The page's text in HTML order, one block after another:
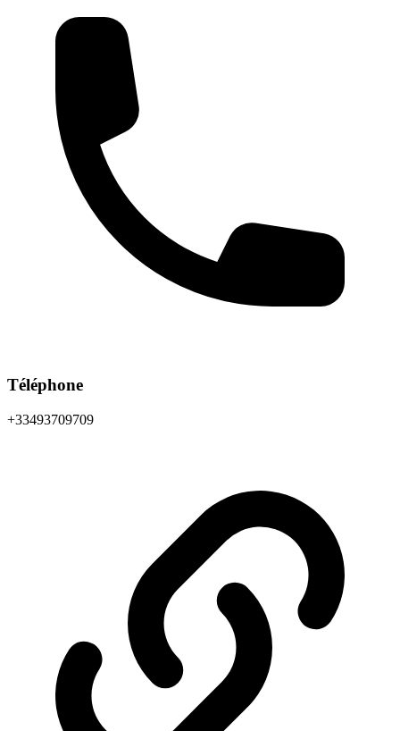
Téléphone
+33493709709